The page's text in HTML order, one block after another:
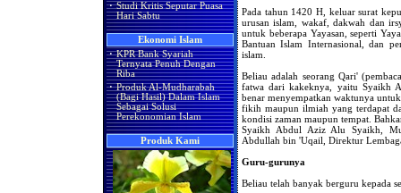
· Studi Kritis Seputar Puasa
Hari Sabtu
Ekonomi Islam
· KPR Bank Syariah
Ternyata Penuh Dengan
Riba
· Produk Al-Mudharabah
(Bagi Hasil) Dalam Islam
Sebagai Solusi
Perekonomian Islam
Produk Kami
Pada tahun 1420 H, keluar surat
urusan islam, wakaf, dakwah dan
untuk beberapa Yayasan, seperti
Bantuan Islam Internasional, dan
islam.
Beliau adalah seorang Qari'
fatwa dari kakeknya, yaitu Syaikh
benar menyempatkan waktunya
fikih maupun ilmiah yang terdapat
kondisi zaman maupun tempat.
Syaikh Abdul Aziz Alu Syaikh,
Abdullah bin 'Uqail, Direktur
Guru-gurunya
Beliau telah banyak berguru kepada